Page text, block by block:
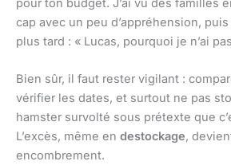
pour ton budget. J’ai vu des familles
cap avec un peu d’appréhension,
plus tard : « Lucas, pourquoi je n’ai
Bien sûr, il faut rester vigilant :
vérifier les dates, et surtout ne pas
hamster survolté sous prétexte que
L’excès, même en destockage,
encombrement.